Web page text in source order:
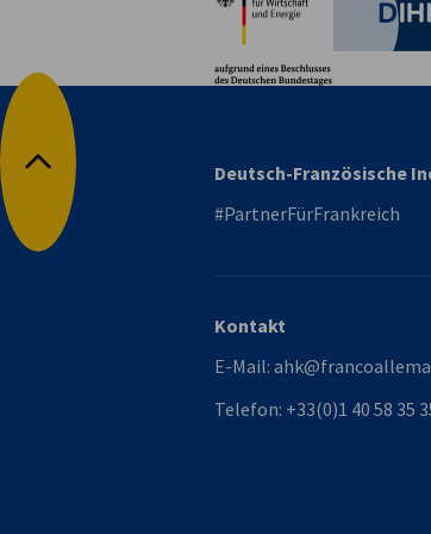
Nach oben
Deutsch-Französische
#PartnerFürFrankreich
Kontakt
E-Mail:
Telefon: +33(0)1 40 58 35